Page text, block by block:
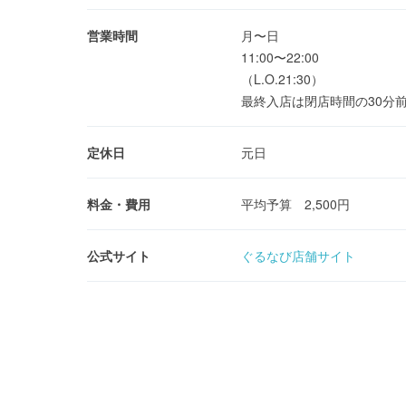
営業時間
月〜日
11:00〜22:00
（L.O.21:30）
最終入店は閉店時間の30分
定休日 元日
料金・費用 平均予算 2,500円
公式サイト ぐるなび店舗サイト